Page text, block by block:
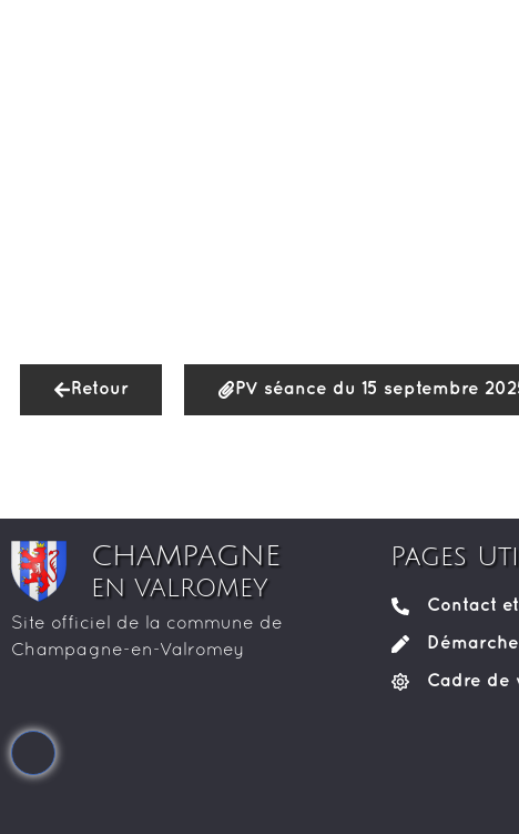
Retour PV séance du 15 septembre
CHAMPAGNE
EN VALROMEY
Site officiel de la commune de
Champagne-en-Valromey
Pages
Contact
Cadre de